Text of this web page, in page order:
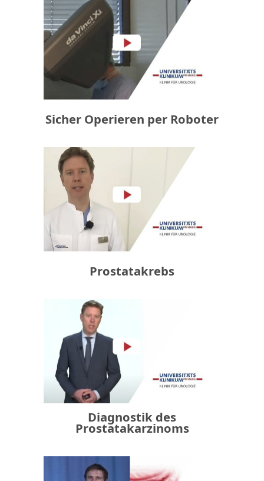
Sicher Operieren per Roboter
Prostatakrebs
Diagnostik des
Prostatakarzinoms